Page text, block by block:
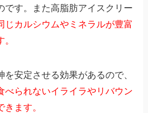
です。また高脂肪アイスクリー
じカルシウムやミネラルが豊富
を安定させる効果があるので、
べられないイライラやリバウン
きます。